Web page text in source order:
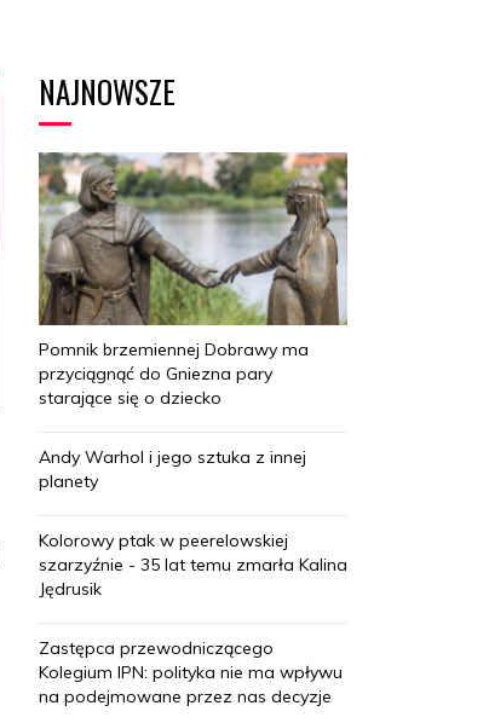
NAJNOWSZE
Pomnik brzemiennej Dobrawy ma
przyciągnąć do Gniezna pary
starające się o dziecko
Andy Warhol i jego sztuka z innej
planety
Kolorowy ptak w peerelowskiej
szarzyźnie - 35 lat temu zmarła Kalina
Jędrusik
Zastępca przewodniczącego
Kolegium IPN: polityka nie ma wpływu
na podejmowane przez nas decyzje